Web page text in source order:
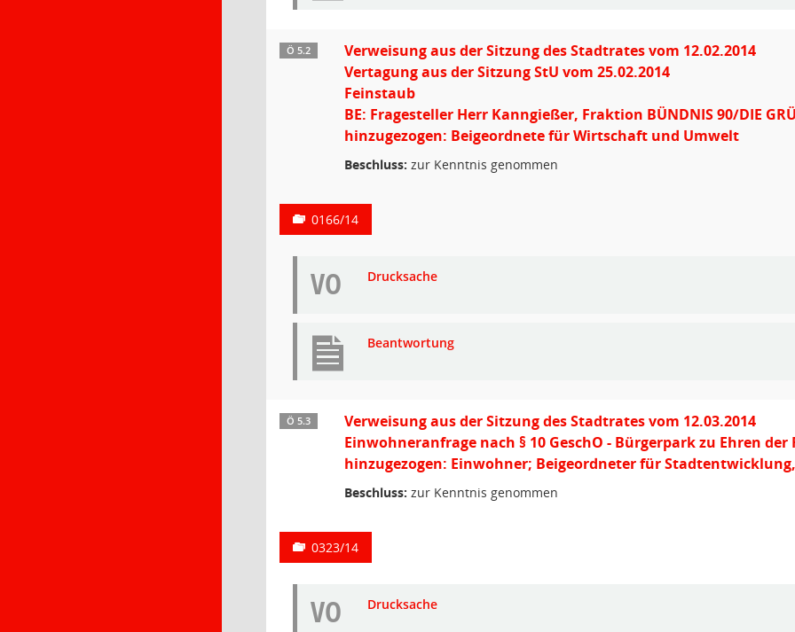
Ö 5.2
Verweisung aus der Sitzung des Stadtrates vom 12.02.2014
Vertagung aus der Sitzung StU vom 25.02.2014
Feinstaub
BE: Fragesteller Herr Kanngießer, Fraktion BÜNDNIS 90/DIE
hinzugezogen: Beigeordnete für Wirtschaft und Umwelt
Beschluss: zur Kenntnis genommen
0166/14
VO Drucksache
Beantwortung
Ö 5.3
Verweisung aus der Sitzung des Stadtrates vom 12.03.2014
Einwohneranfrage nach § 10 GeschO - Bürgerpark zu Ehren
hinzugezogen: Einwohner; Beigeordneter für
Beschluss: zur Kenntnis genommen
0323/14
VO Drucksache